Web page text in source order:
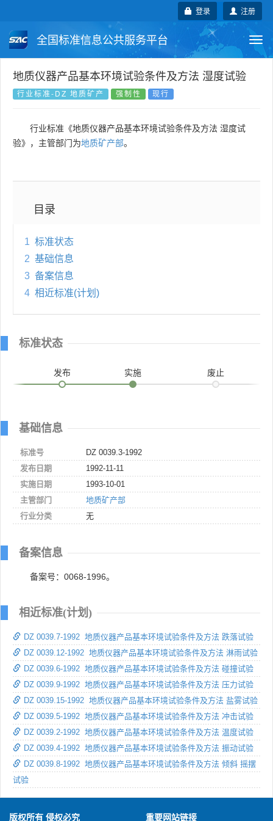
注册
登录
全国标准信息公共服务平台
国家标准 行业标准 地方标准
国外标准 技术委员会
地质仪器产品基本环境试验条件及方法 湿度试验
行业标准-DZ 地质矿产 强制性 现行
行业标准《地质仪器产品基本环境试验条件及方法 湿度试
验》，主管部门为地质矿产部。
目录
1 标准状态
2 基础信息
3 备案信息
4 相近标准(计划)
标准状态
发布 实施 废止
基础信息
标准号
DZ 0039.3-1992
发布日期
1992-11-11
实施日期
1993-10-01
主管部门
地质矿产部
行业分类
无
备案信息
备案号：0068-1996。
相近标准(计划)
DZ 0039.7-1992 地质仪器产品基本环境试验条件及方法 跌落试验
DZ 0039.12-1992 地质仪器产品基本环境试验条件及方法 淋雨试验
DZ 0039.6-1992 地质仪器产品基本环境试验条件及方法 碰撞试验
DZ 0039.9-1992 地质仪器产品基本环境试验条件及方法 压力试验
DZ 0039.15-1992 地质仪器产品基本环境试验条件及方法 盐雾试验
DZ 0039.5-1992 地质仪器产品基本环境试验条件及方法 冲击试验
DZ 0039.2-1992 地质仪器产品基本环境试验条件及方法 温度试验
DZ 0039.4-1992 地质仪器产品基本环境试验条件及方法 振动试验
DZ 0039.8-1992 地质仪器产品基本环境试验条件及方法 倾斜 摇摆
试验
版权所有 侵权必究 重要网站链接